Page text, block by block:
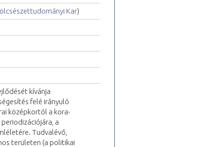
Kar)
kívánja
felé irányuló
középkortól a kora-
a
Tudvalévő,
területen (a politikai